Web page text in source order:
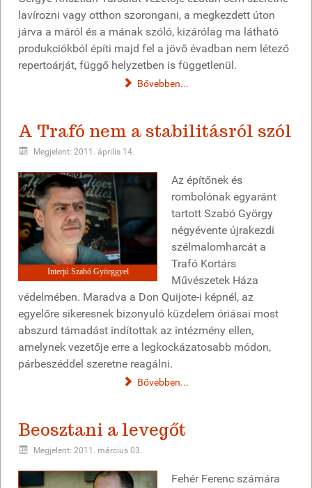
lavírozni vagy otthon szorongani, a megkezdett úton
járva a máról és a mának szóló, kizárólag ma látható
produkciókból építi majd fel a jövő évadban nem létező
repertoárját, függő helyzetben is függetlenül.
Bővebben...
A Trafó nem a stabilitásról szól
Megjelent: 2011. április 14.
Interjú Szabó Györggyel
Az építőnek és
rombolónak egyaránt
tartott Szabó György
négyévente újrakezdi
szélmalomharcát a
Trafó Kortárs
Művészetek Háza
védelmében. Maradva a Don Quijote-i képnél, az
egyelőre sikeresnek bizonyuló küzdelem óriásai most
abszurd támadást indítottak az intézmény ellen,
amelynek vezetője erre a legkockázatosabb módon,
párbeszéddel szeretne reagálni.
Bővebben...
Beosztani a levegőt
Megjelent: 2011. március 03.
Fehér Ferenc számára